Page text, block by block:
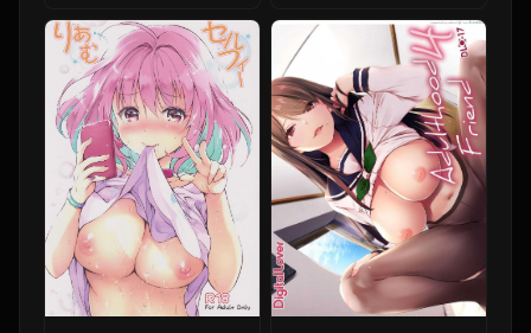
Lover (Basilisk)] ???
?? Hyoui no Omajinai
Offensive Smell
Uproar (Itachou)]
Onna
Senshinokyuusoku
(Nier Automata)